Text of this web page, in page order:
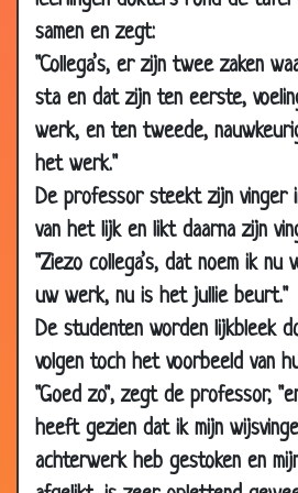
samen en zegt:
"Collega’s, er zijn twee zaken
sta en dat zijn ten eerste,
werk, en ten tweede,
het werk."
De professor steekt zijn vinger
van het lijk en likt daarna zijn
"Ziezo collega’s, dat noem ik nu
uw werk, nu is het jullie beurt."
De studenten worden lijkbleek
volgen toch het voorbeeld van
"Goed zo", zegt de professor,
heeft gezien dat ik mijn
achterwerk heb gestoken en
30 May
2010
Schoenen
06 May
2010
Second opinion
22 Apr 2010 Hersentransplantatie
13 Apr 2010
10 Feb
2010
Stel je toch eens voor
10 Feb
2010
Foutje
10 Feb
2010
Lintworm
10 Feb
2010
Op spreekuur komen
05 Feb
Goed en slecht nieuws